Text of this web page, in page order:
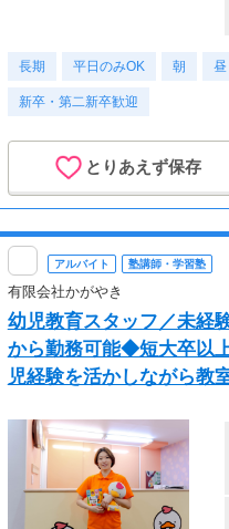
長期 平日のみOK 朝 昼
新卒・第二新卒歓迎
とりあえず保存
アルバイト 塾講師・学習塾
有限会社かがやき
幼児教育スタッフ／未経
から勤務可能◆短大卒以
児経験を活かしながら教